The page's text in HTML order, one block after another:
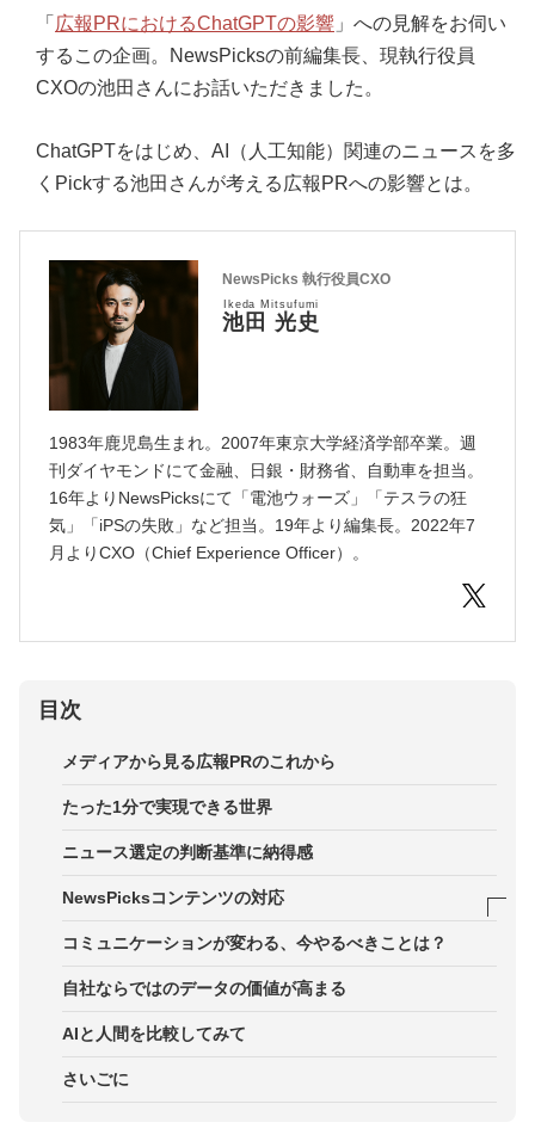
「 広報PRにおけるChatGPTの影響 」への見解をお伺い
するこの企画。NewsPicksの前編集長、現執行役員
CXOの池田さんにお話いただきました。
ChatGPTをはじめ、AI（人工知能）関連のニュースを多
くPickする池田さんが考える広報PRへの影響とは。
NewsPicks 執行役員CXO
池田 光史
Ikeda Mitsufumi
1983年鹿児島生まれ。2007年東京大学経済学部卒業。週
刊ダイヤモンドにて金融、日銀・財務省、自動車を担当。
16年よりNewsPicksにて「電池ウォーズ」「テスラの狂
気」「iPSの失敗」など担当。19年より編集長。2022年7
月よりCXO（Chief Experience Officer）。
目次
メディアから見る広報PRのこれから
たった1分で実現できる世界
ニュース選定の判断基準に納得感
NewsPicksコンテンツの対応
新たなテクノロジー「AI」が確立
日本語コンテンツの拡充を模索
コミュニケーションが変わる、今やるべきことは？
自社ならではのデータの価値が高まる
AIと人間を比較してみて
さいごに